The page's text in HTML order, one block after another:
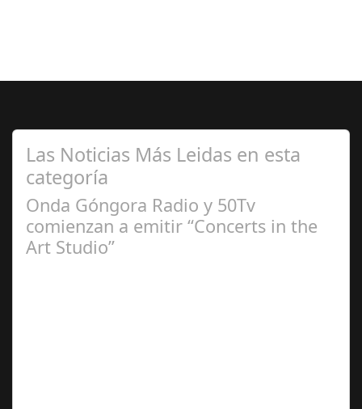
Las Noticias Más Leidas en esta
categoría
Onda Góngora Radio y 50Tv
comienzan a emitir “Concerts in the
Art Studio”